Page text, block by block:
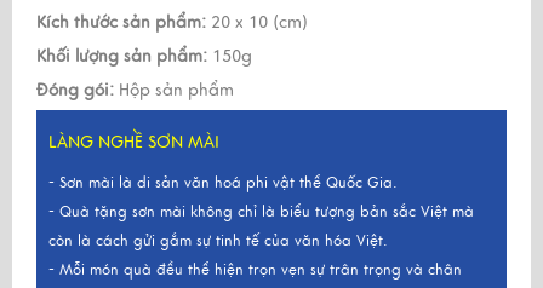
Kích thước sản phẩm: 20 x 10 (cm)
Khối lượng sản phẩm: 150g
Đóng gói: Hộp sản phẩm
LÀNG NGHỀ SƠN MÀI
- Sơn mài là di sản văn hoá phi vật thể Quốc Gia.
- Quà tặng sơn mài không chỉ là biểu tượng bản sắc Việt mà
còn là cách gửi gắm sự tinh tế của văn hóa Việt.
- Mỗi món quà đều thể hiện trọn vẹn sự trân trọng và chân